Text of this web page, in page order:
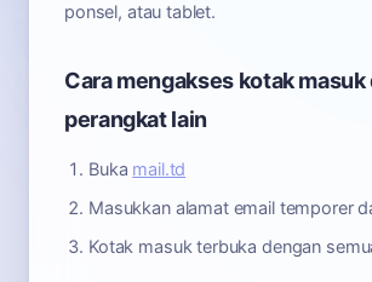
ponsel, atau tablet.
Cara mengakses kotak masuk
perangkat lain
Buka mail.td
Masukkan alamat email temporer
Kotak masuk terbuka dengan